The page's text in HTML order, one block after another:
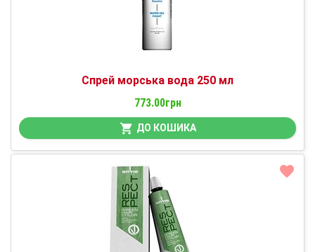
Спрей морська вода 250 мл
773.00грн
ДО КОШИКА